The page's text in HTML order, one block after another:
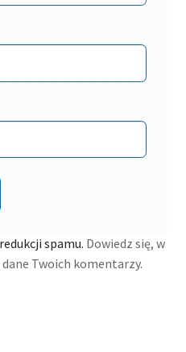
spamu. Dowiedz się, w
Twoich komentarzy.